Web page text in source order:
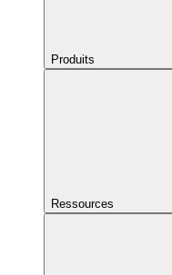
Produits
Ressources